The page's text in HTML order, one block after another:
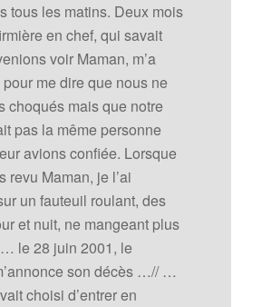
tous les matins. Deux mois
en chef, qui savait
voir Maman, m’a
me dire que nous ne
choqués mais que notre
pas la même personne
avions confiée. Lorsque
revu Maman, je l’ai
un fauteuil roulant, des
et nuit, ne mangeant plus
le 28 juin 2001, le
son décès …// …
choisi d’entrer en